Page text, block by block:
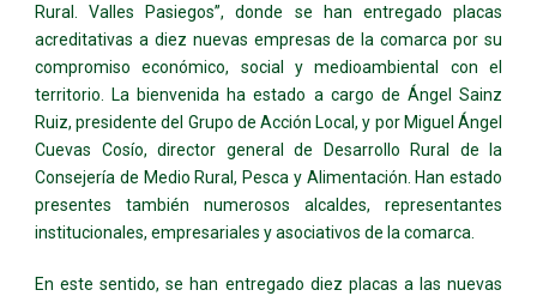
Rural. Valles Pasiegos”, donde se han entregado placas
acreditativas a diez nuevas empresas de la comarca por su
compromiso económico, social y medioambiental con el
territorio. La bienvenida ha estado a cargo de Ángel Sainz
Ruiz, presidente del Grupo de Acción Local, y por Miguel Ángel
Cuevas Cosío, director general de Desarrollo Rural de la
Consejería de Medio Rural, Pesca y Alimentación. Han estado
presentes también numerosos alcaldes, representantes
institucionales, empresariales y asociativos de la comarca.
En este sentido, se han entregado diez placas a las nuevas